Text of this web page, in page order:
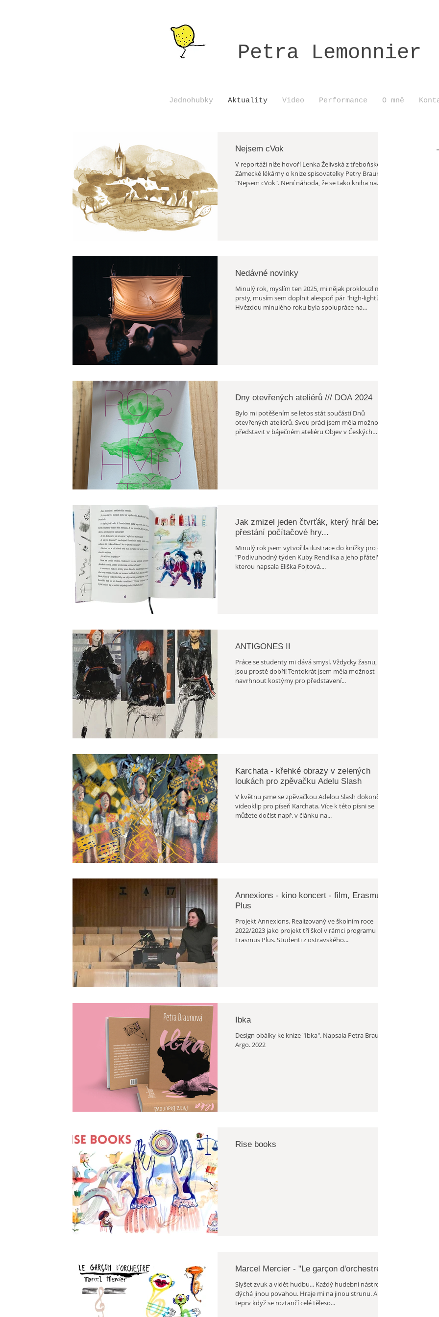
Petra Lemonnier
Jednohubky Aktuality Video Performance O mně
Nejsem cVok
V reportáži níže hovoří Lenka Želivská z třeboňské
Zámecké lékárny o knize spisovatelky Petry Braunové
"Nejsem cVok". Není náhoda, že se tako kniha na
Nedávné novinky
Minulý rok, myslím ten 2025, mi nějak proklouzl mezi
prsty, musím sem doplnit alespoň pár "high-lightů".
Hvězdou minulého roku byla spolupráce na
Dny otevřených ateliérů /// DOA 2024
Bylo mi potěšením se letos stát součástí Dnů
otevřených ateliérů. Svou práci jsem měla možnost
představit v báječném ateliéru Objev v Českých
Jak zmizel jeden čtvrťák, který hrál bez
přestání počítačové hry...
Minulý rok jsem vytvořila ilustrace do knížky pro děti
"Podivuhodný týden Kuby Rendlíka a jeho přátel",
kterou napsala Eliška Fojtová....
ANTIGONES II
Práce se studenty mi dává smysl. Vždycky žasnu, jak
jsou prostě dobří! Tentokrát jsem měla možnost
navrhnout kostýmy pro představení...
Karchata - křehké obrazy v zelených
loukách pro zpěvačku Adelu Slash
V květnu jsme se zpěvačkou Adelou Slash dokončily
videoklip pro píseň Karchata. Více k této písni se
můžete dočíst např. v článku na...
Annexions - kino koncert - film, Erasmus
Plus
Projekt Annexions. Realizovaný ve školním roce
2022/2023 jako projekt tří škol v rámci programu
Erasmus Plus. Studenti z ostravského...
Ibka
Design obálky ke knize "Ibka". Napsala Petra Braunová.
Argo. 2022
Rise books
Marcel Mercier - "Le garçon d'orchestre"
Slyšet zvuk a vidět hudbu... Každý hudební nástroj
dýchá jinou povahou. Hraje mi na jinou strunu. A co
teprv když se roztančí celé těleso...